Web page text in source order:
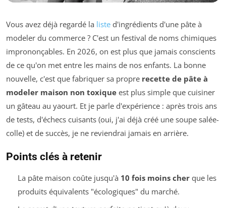
Vous avez déjà regardé la liste d'ingrédients d'une pâte à
modeler du commerce ? C'est un festival de noms chimiques
imprononçables. En 2026, on est plus que jamais conscients
de ce qu'on met entre les mains de nos enfants. La bonne
nouvelle, c'est que fabriquer sa propre recette de pâte à
modeler maison non toxique est plus simple que cuisiner
un gâteau au yaourt. Et je parle d'expérience : après trois ans
de tests, d'échecs cuisants (oui, j'ai déjà créé une soupe salée-
colle) et de succès, je ne reviendrai jamais en arrière.
Points clés à retenir
La pâte maison coûte jusqu'à 10 fois moins cherque les
produits équivalents "écologiques" du marché.